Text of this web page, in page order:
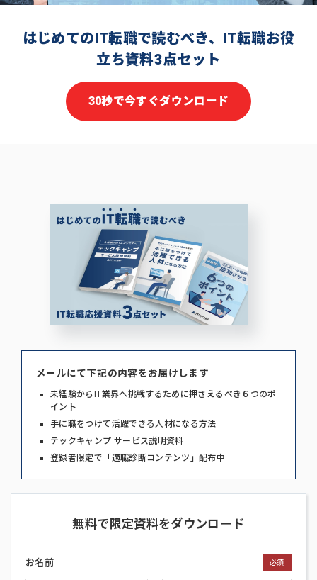
はじめてのIT転職で読むべき、IT転職お役
立ち資料3点セット
30秒で今すぐダウンロード
メールにて下記の内容をお届けします
未経験からIT業界へ挑戦するために押さえるべき６つのポ
イント
手に職をつけて活躍できる人材になる方法
テックキャンプ サービス説明資料
登録者限定で「適職診断コンテンツ」配布中
無料で限定資料をダウンロード
お名前 必須